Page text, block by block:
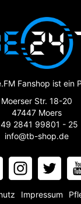
Fanshop ist ein
Moerser Str. 18-20
47447 Moers
2841 99801 - 25
info@tb-shop.de
Impressum